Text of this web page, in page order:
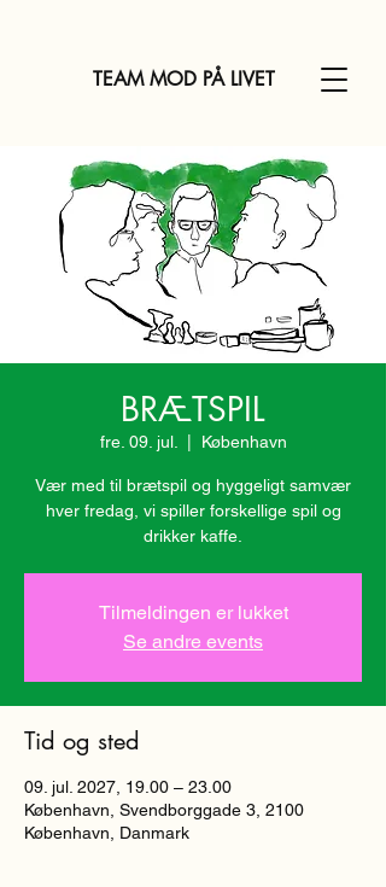
TEAM MOD PÅ LIVET
BRÆTSPIL
fre. 09. jul. København
Vær med til brætspil og hyggeligt samvær
hver fredag, vi spiller forskellige spil og
drikker kaffe.
Tilmeldingen er lukket
Se andre events
Tid og sted
09. jul. 2027, 19.00 – 23.00
København, Svendborggade 3, 2100
København, Danmark